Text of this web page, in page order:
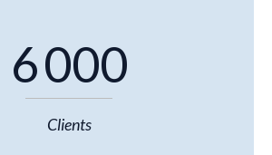
6 000
Clients